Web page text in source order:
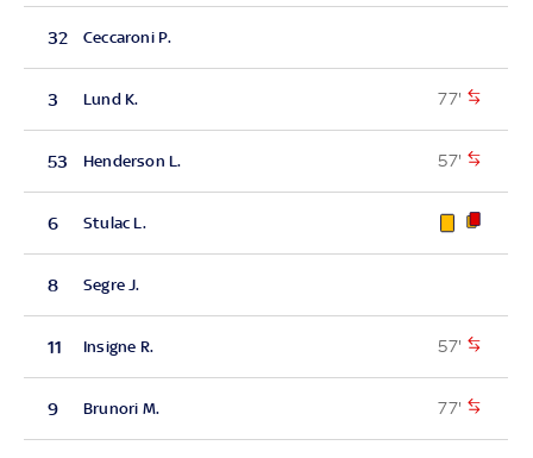
32 Ceccaroni P.
3 Lund K. 77'
53 Henderson L. 57'
6 Stulac L.
8 Segre J.
11 Insigne R. 57'
9 Brunori M. 77'